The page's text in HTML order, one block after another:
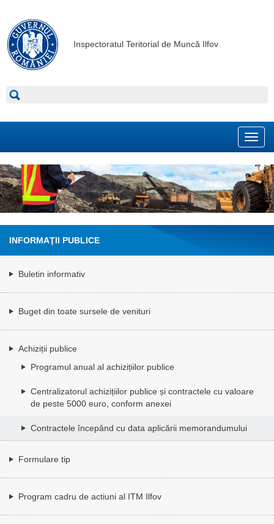
Inspectoratul Teritorial de Muncă Ilfov
INFORMAŢII PUBLICE
Buletin informativ
Buget din toate sursele de venituri
Achiziții publice
Programul anual al achizițiilor publice
Centralizatorul achizițiilor publice și contractele cu valoare
de peste 5000 euro, conform anexei
Contractele începând cu data aplicării memorandumului
Formulare tip
Program cadru de actiuni al ITM Ilfov